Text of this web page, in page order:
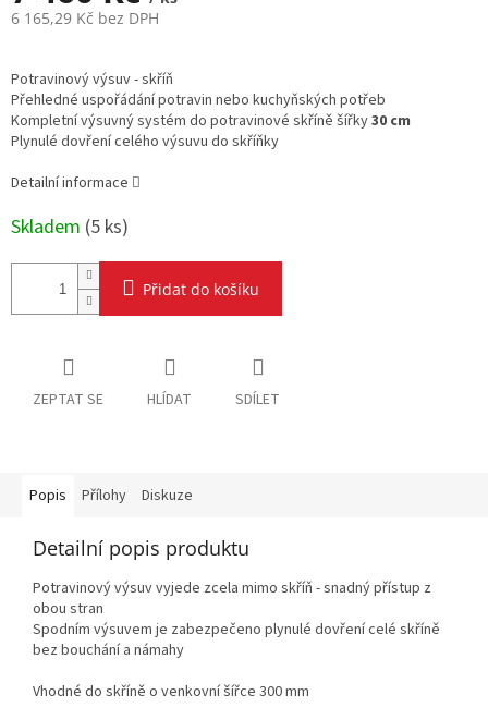
6 165,29 Kč bez DPH
cena:
Potravinový výsuv - skříň
Přehledné uspořádání potravin nebo kuchyňských potřeb
Kompletní výsuvný systém do potravinové skříně šířky30 cm
Plynulé dovření celého výsuvu do skříňky
Detailní informace
Skladem (5 ks)
Přidat do košíku
ZEPTAT SE HLÍDAT SDÍLET
Popis Přílohy Diskuze
Detailní popis produktu
Potravinový výsuv vyjede zcela mimo skříň - snadný přístup z
obou stran
Spodním výsuvem je zabezpečeno plynulé dovření celé skříně
bez bouchání a námahy
Vhodné do skříně o venkovní šířce 300 mm